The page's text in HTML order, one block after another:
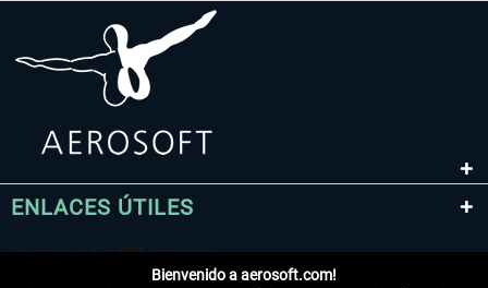
ENLACES ÚTILES
Bienvenido a aerosoft.com!